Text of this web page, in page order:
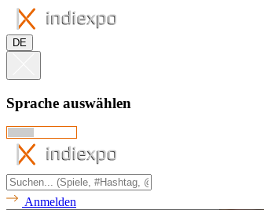
DE
Sprache auswählen
Anmelden